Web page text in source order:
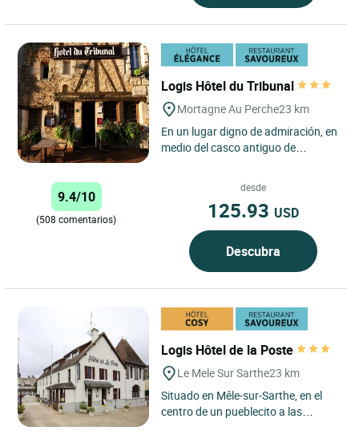
Logis Hôtel du Tribunal
Mortagne Au Perche23 km
En un lugar digno de admiración, en
medio del casco antiguo de
9.4/10
(508 comentarios)
desde
125.93 USD
Descubra
Logis Hôtel de la Poste
Le Mele Sur Sarthe23 km
Situado en Mêle-sur-Sarthe, en el
centro de un pueblecito a las